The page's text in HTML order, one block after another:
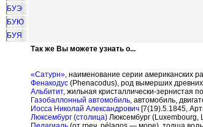
БУЭ
БУЮ
БУЯ
Так же Вы можете узнать о...
«Сатурн», наименование серии американских
Фенакодус (Phenacodus), род вымерших
Альбитит, жильная кристаллически-зернистая
Газобаллонный автомобиль, автомобиль,
Иосса Николай Александрович [7(19).5.1845,
Люксембург (столица) Люксембург (Luxembourg,